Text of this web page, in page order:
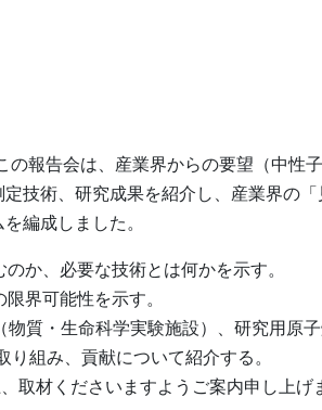
報告会は、産業界からの要望（中性
技術、研究成果を紹介し、産業界の
編成しました。
か、必要な技術とは何かを示す。
界可能性を示す。
物質・生命科学実験施設）、研究用原
組み、貢献について紹介する。
材くださいますようご案内申し上げ